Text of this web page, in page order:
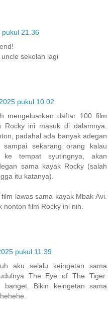
pukul 21.36
sekolah lagi
pukul 10.02
mengeluarkan daftar 100 film
ini masuk di dalamnya.
padahal ada banyak adegan
sekarang orang kalau
tempat syutingnya, akan
sama kayak Rocky (salah
itu katanya).
lawas sama kayak Mbak Avi.
film Rocky ini nih.
pukul 11.39
aku selalu keingetan sama
The Eye of The Tiger.
Bikin keingetan sama